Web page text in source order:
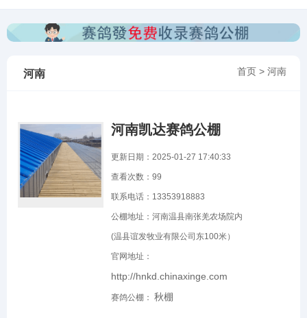
首页 > 河南
河南
河南凯达赛鸽公棚
更新日期：2025-01-27 17:40:33
查看次数： 99
联系电话：13353918883
公棚地址：河南温县南张羌农场院内
(温县谊发牧业有限公司东100米）
官网地址：
http://hnkd.chinaxinge.com
赛鸽公棚： 秋棚